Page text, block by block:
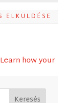
ELKÜLDÉSE
Learn how your